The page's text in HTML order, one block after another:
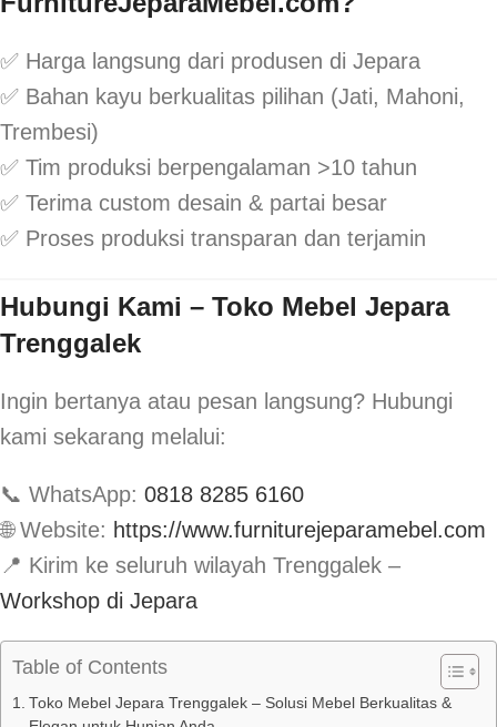
✅ Harga langsung dari produsen di Jepara
✅ Bahan kayu berkualitas pilihan (Jati, Mahoni,
Trembesi)
✅ Tim produksi berpengalaman >10 tahun
✅ Terima custom desain & partai besar
✅ Proses produksi transparan dan terjamin
Hubungi Kami – Toko Mebel Jepara
Trenggalek
Ingin bertanya atau pesan langsung? Hubungi
kami sekarang melalui:
📞 WhatsApp: 0818 8285 6160
🌐 Website: https://www.furniturejeparamebel.com
📍 Kirim ke seluruh wilayah Trenggalek –
Workshop di Jepara
Table of Contents
Toko Mebel Jepara Trenggalek – Solusi Mebel Berkualitas &